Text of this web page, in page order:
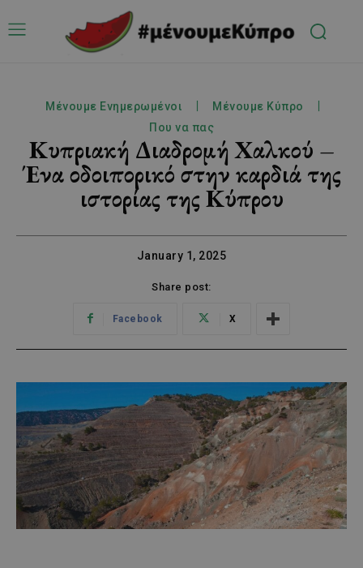
Μένουμε Ενημερωμένοι
Μένουμε Κύπρο
Που να πας
Κυπριακή Διαδρομή Χαλκού –
Ένα οδοιπορικό στην καρδιά της
ιστορίας της Κύπρου
January 1, 2025
Share post:
Facebook X